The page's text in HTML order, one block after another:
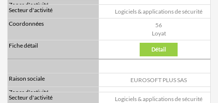
Logiciels & applications de sécurité
56
Loyat
Détail
EUROSOFT PLUS SAS
Logiciels & applications de sécurité